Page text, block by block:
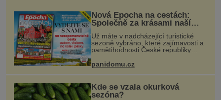
Nová Epocha na cestách:
Společně za krásami naší
vlasti
Už máte v nadcházející turistické
sezoně vybráno, které zajímavosti a
pamětihodnosti České republiky
navštívíte? V prodeji je právě nové
číslo Epochy na cestách, které vám
při rozhodování určitě pomůž
panidomu.cz
Kde se vzala okurková
sezóna?